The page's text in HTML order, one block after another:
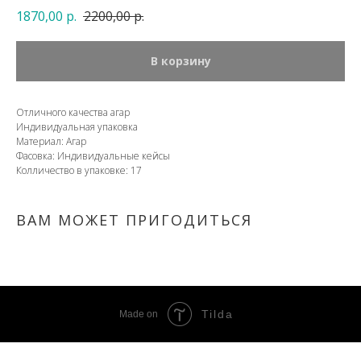
1870,00 р. 2200,00р.
В корзину
Отличного качества агар
Индивидуальная упаковка
Материал: Агар
Фасовка: Индивидуальные кейсы
Колличество в упаковке: 17
ВАМ МОЖЕТ ПРИГОДИТЬСЯ
Made on Tilda